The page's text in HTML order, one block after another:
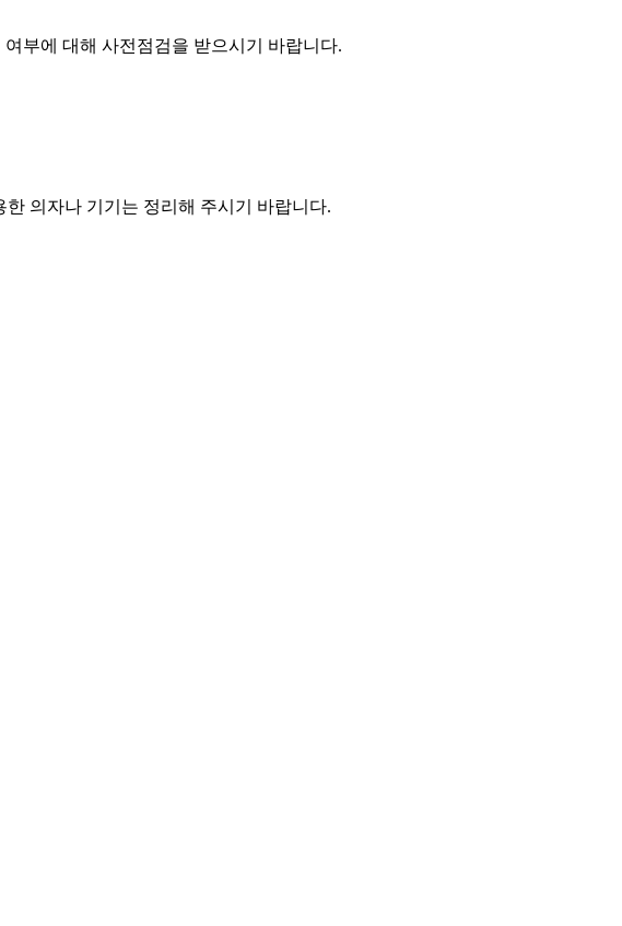
부에 대해 사전점검을 받으시기 바랍니다.
의자나 기기는 정리해 주시기 바랍니다.